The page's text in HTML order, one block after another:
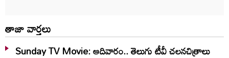
తాజా వార్తలు
Sunday TV Movie: ఆదివారం.. తెలుగు టీవీ చ‌ల‌న‌చిత్రాలు